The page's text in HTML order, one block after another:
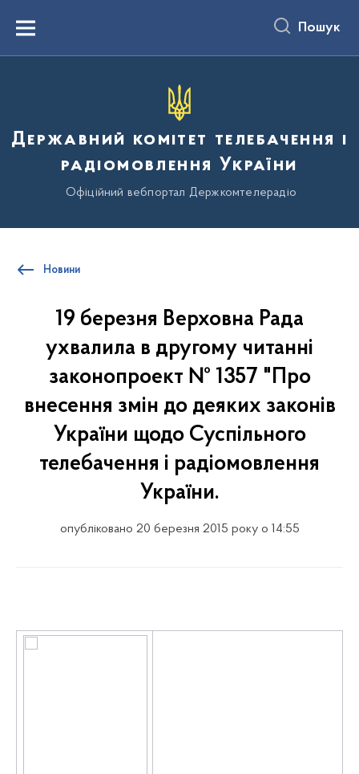
вмістуMenu Пошук
Державний комітет телебачення і
радіомовлення України
Офіційний вебпортал Держкомтелерадіо
Новини
19 березня Верховна Рада
ухвалила в другому читанні
законопроект № 1357 "Про
внесення змін до деяких законів
України щодо Суспільного
телебачення і радіомовлення
України.
опубліковано 20 березня 2015 року о 14:55